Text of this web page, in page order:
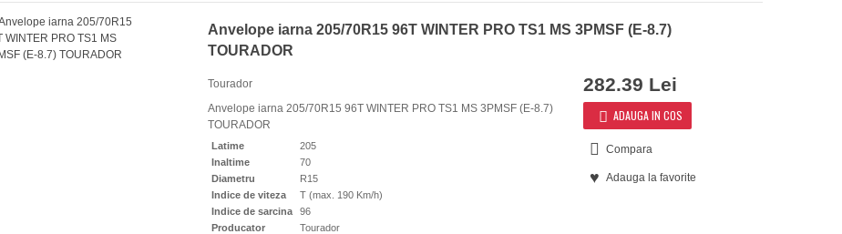
Anvelope iarna 205/70R15 96T WINTER PRO TS1 MS 3PMSF (E-8.7)
TOURADOR
Tourador
Anvelope iarna 205/70R15 96T WINTER PRO TS1 MS 3PMSF (E-8.7)
TOURADOR
Latime
205
Inaltime
70
Diametru
R15
Indice de viteza
T (max. 190 Km/h)
Indice de sarcina
96
Producator
Tourador
282.39 Lei
ADAUGA IN COS
Compara
Adauga la favorite